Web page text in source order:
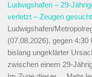
Ludwigshafen – 29-
verletzt – Zeugen gesucht
Ludwigshafen/
(07.08.2026), gegen
bislang ungeklärter
zwischen einem 29-